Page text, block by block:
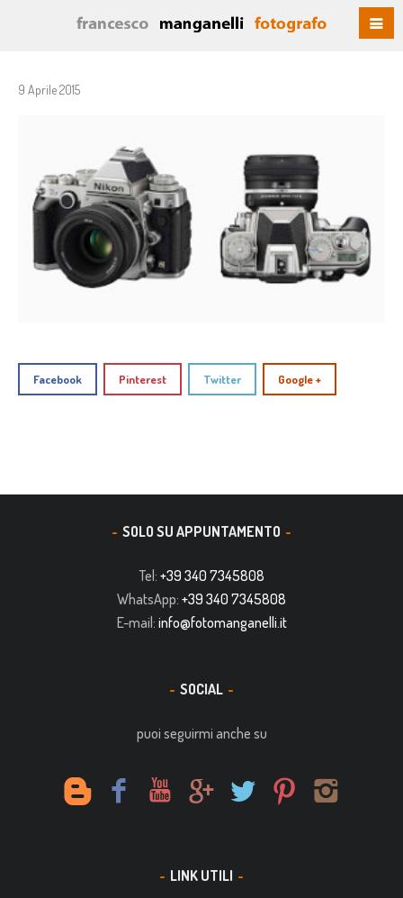
9 Aprile 2015
Facebook Pinterest Twitter Google +
SOLO SU APPUNTAMENTO
Tel: +39 340 7345808
WhatsApp: +39 340 7345808
E-mail: info@fotomanganelli.it
SOCIAL
puoi seguirmi anche su
LINK UTILI